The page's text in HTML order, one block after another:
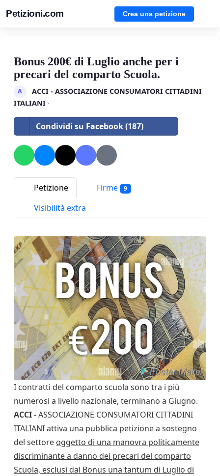
Petizioni.com Crea una petizione
Bonus 200€ di Luglio anche per i
precari del comparto Scuola.
A
ACCI - ASSOCIAZIONE CONSUMATORI CITTADINI
ITALIANI ·
Condividi su Facebook (187)
Petizione Firme 9
Visibilità extra
I contratti del comparto scuola sono tra i più
numerosi a livello nazionale, terminano a Giugno.
ACCI- ASSOCIAZIONE CONSUMATORI CITTADINI
ITALIANI attiva una pubblica petizione a sostegno
del settore oggetto di una manovra politicamente
discriminante a danno dei precari del comparto
Scuola, esclusi dal Bonus una tantum di Luglio di